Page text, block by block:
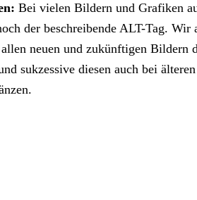
Bei vielen Bildern und Grafiken
der beschreibende ALT-Tag. Wir
neuen und zukünftigen Bildern
sukzessive diesen auch bei